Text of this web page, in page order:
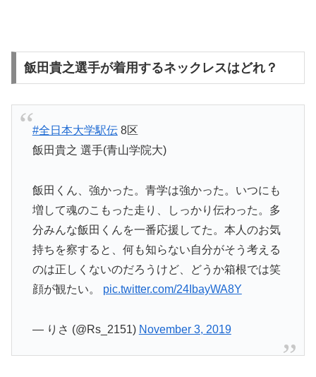
飯田貴之選手が着用するネックレスはどれ？
#全日本大学駅伝8区
飯田貴之 選手(青山学院大)
飯田くん、強かった。青学は強かった。いつにも
増して魂のこもった走り、しっかり伝わった。多
分みんな飯田くんを一番応援してた。本人のお気
持ちを察すると、何も知らない自分がそう考える
のは正しくないのだろうけど、どうか箱根では笑
顔が観たい。 pic.twitter.com/24IbayWA8Y
— りさ (@Rs_2151) November 3, 2019